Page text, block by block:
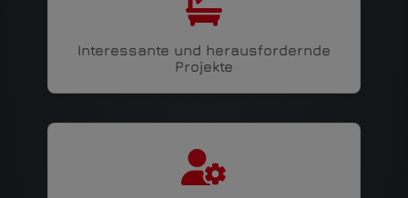
Interessante und herausfordernde
Projekte